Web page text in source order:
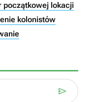
początkowej lokacji
kolonistów
